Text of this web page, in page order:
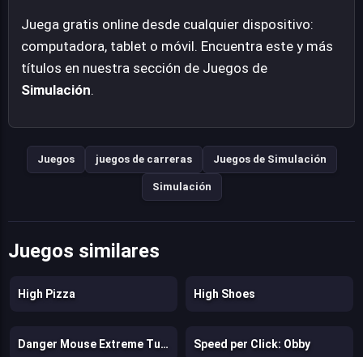
Juega gratis online desde cualquier dispositivo:
computadora, tablet o móvil. Encuentra este y más
títulos en nuestra sección de Juegos de
Simulación.
Juegos juegos de carreras Juegos de Simulación
Simulación
Juegos similares
High Pizza High Shoes
Danger Mouse Extreme Turbo Speed per Click: Obby